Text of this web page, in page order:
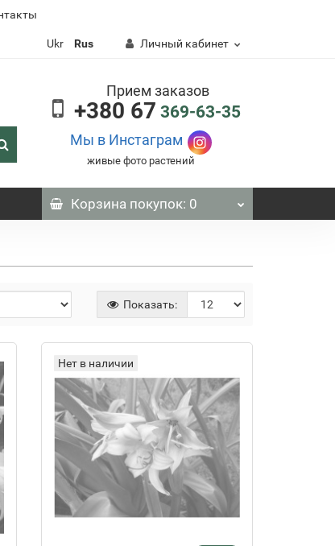
Контакты
Ukr Rus Личный кабинет
Прием заказов
+380 67 369-63-35
Мы в Инстаграм
живые фото растений
Корзина покупок: 0
Показать:
Нет в наличии